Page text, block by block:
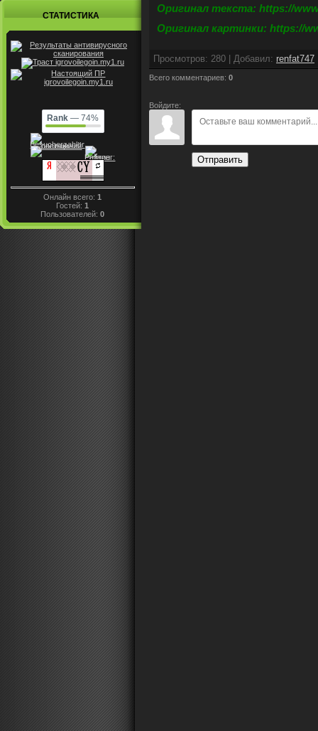
СТАТИСТИКА
Rank — 74%
Онлайн всего:1
Гостей:1
Пользователей:0
Оригинал текста: https://
Оригинал картинки: https://
Просмотров: 280 | Добавил: renfat747
Всего комментариев: 0
Войдите:
Отправить